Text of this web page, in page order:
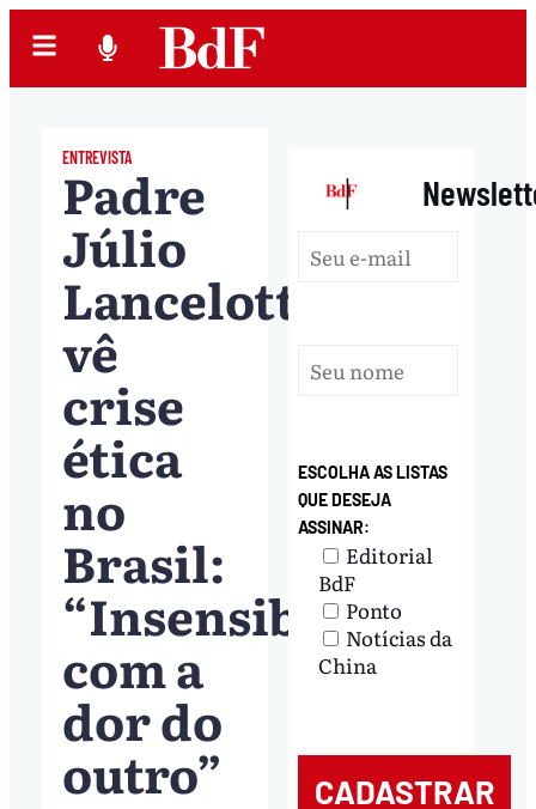
ENTREVISTA
Padre
Júlio
Lancelotti
vê
crise
ética
no
Brasil:
“Insensibilidade
com a
dor do
outro”
|
ESCOLHA AS LISTAS
QUE DESEJA
ASSINAR:
Editorial
BdF
Ponto
Notícias da
China